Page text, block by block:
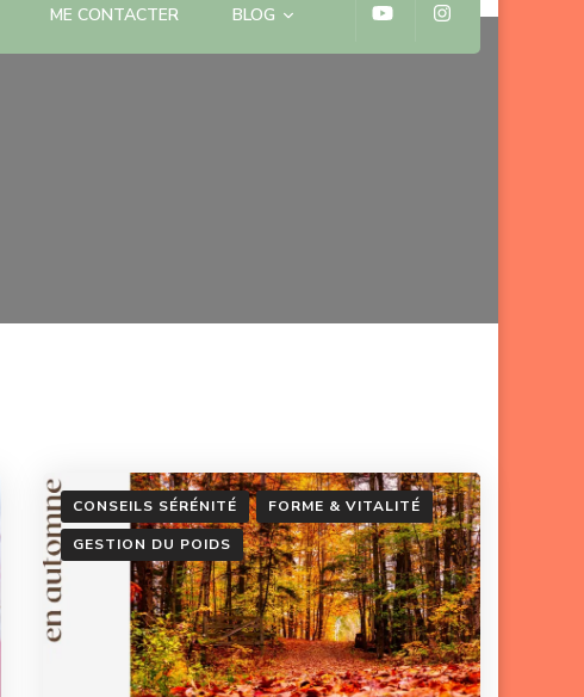
ME CONTACTER BLOG
CONSEILS SÉRÉNITÉ
FORME & VITALITÉ
GESTION DU POIDS